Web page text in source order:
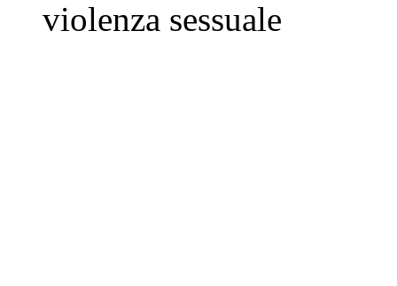
violenza sessuale